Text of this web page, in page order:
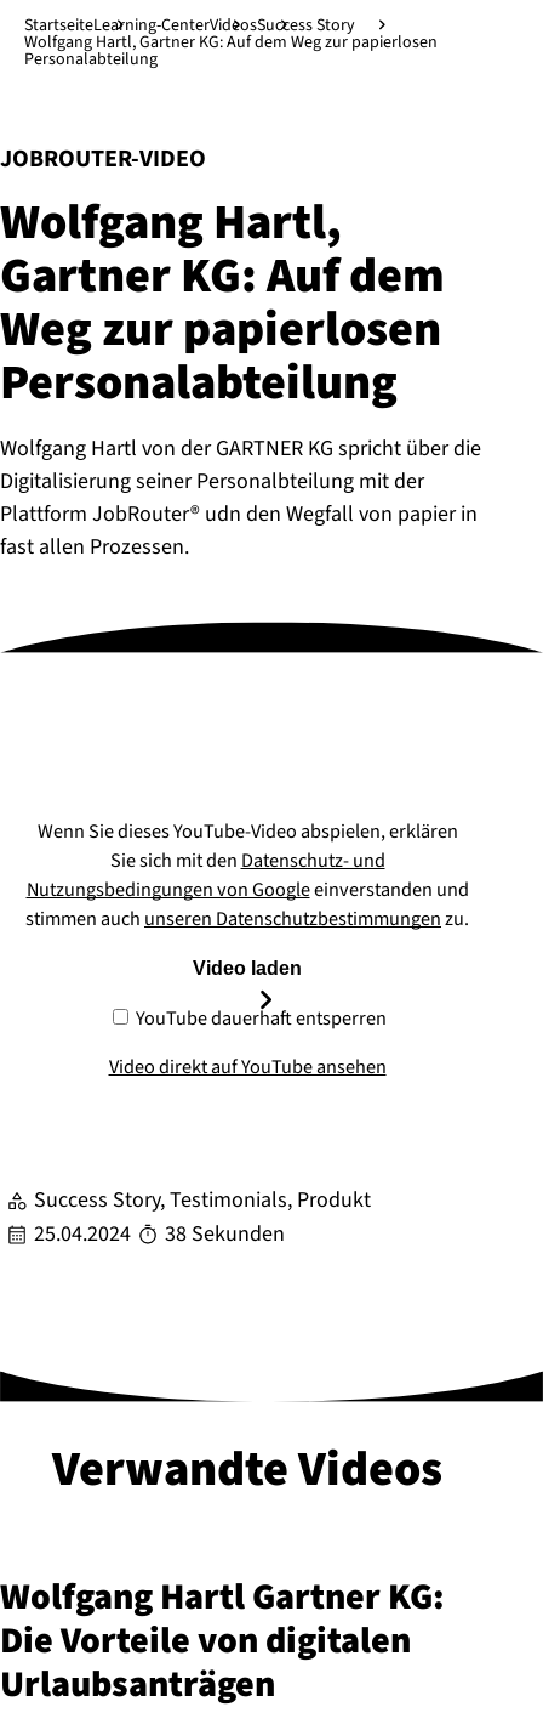
Direkt zum Hauptinhalt↓
StartseiteLearning-CenterVideosSuccess Story
Wolfgang Hartl, Gartner KG: Auf dem Weg zur papierlosen
Personalabteilung
JOBROUTER-VIDEO
:
Wolfgang Hartl,
Gartner KG: Auf dem
Weg zur papierlosen
Per­so­nal­ab­tei­lung
Wolfgang Hartl von der GARTNER KG spricht über die
Digitalisierung seiner Personalbteilung mit der
Plattform JobRouter® udn den Wegfall von papier in
fast allen Prozessen.
Wenn Sie dieses YouTube-Video abspielen, erklären
Sie sich mit den Datenschutz- und
Nutzungsbedingungen von Googleeinverstanden und
stimmen auch unseren Datenschutzbestimmungenzu.
Video laden
YouTube dauerhaft entsperren
Video direkt auf YouTube ansehen
Success Story, Testimonials, Produkt
25.04.2024
38 Sekunden
Verwandte Videos
Wolfgang Hartl Gartner KG:
Die Vorteile von digitalen
Ur­laubs­an­trägen